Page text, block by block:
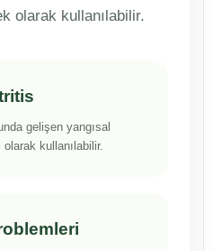
olarak kullanılabilir.
gelişen yangısal
kullanılabilir.